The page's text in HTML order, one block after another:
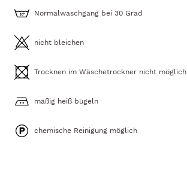
Normalwaschgang bei 30 Grad
nicht bleichen
Trocknen im Wäschetrockner nicht möglich
mäßig heiß bügeln
chemische Reinigung möglich